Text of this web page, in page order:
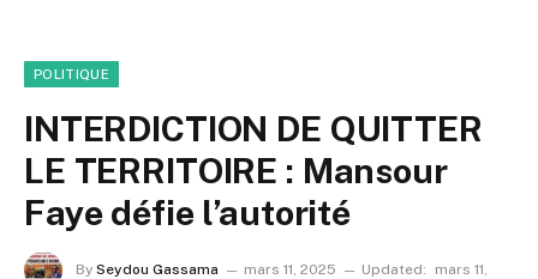
POLITIQUE
INTERDICTION DE QUITTER
LE TERRITOIRE : Mansour
Faye défie l’autorité
By Seydou Gassama mars 11, 2025 Updated:
mars 11,